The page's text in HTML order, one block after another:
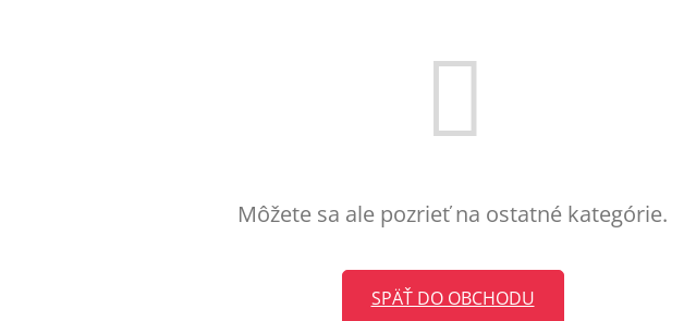
Môžete sa ale pozrieť na ostatné kategórie.
SPÄŤ DO OBCHODU